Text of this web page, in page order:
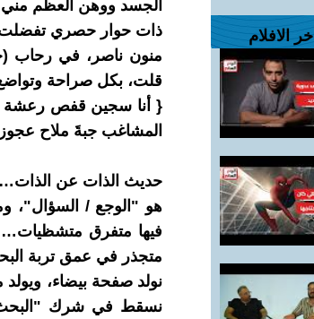
اخر الافلام
الجسد ووهن العظم
ذات حوار حصري تفضلت به
قلت، بكل صراحة
{ أنا سجين قفص رعشة
المشاغب جبةَ ملاح
حديث الذات عن
هو "الوجع / السؤال"،
فيها متفرق
متجذر في عمق تربة
نولد صفحة بيضاء،
نسقط في شرك "البحث